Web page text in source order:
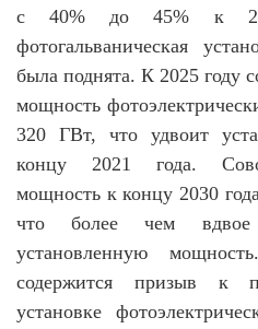
с 40% до 45% к
фотогальваническая
была поднята. К 2025 году
мощность
320 ГВт, что удвоит
концу 2021 года.
мощность к концу 2030
что более чем вдвое
установленную
содержится призыв к
установке